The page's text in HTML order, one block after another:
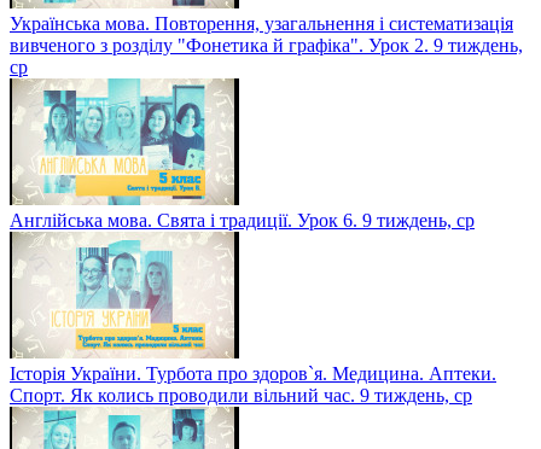
Математика. Повторення дії першого ступеня з натуральними
числами. 9 тиждень, пт
Українська мова. Повторення, узагальнення і систематизація
вивченого з розділу "Орфоепія й орфографія". Урок 1. 9
тиждень, чт
Математика. Повторення. Звичайні дроби. 9 тиждень, чт